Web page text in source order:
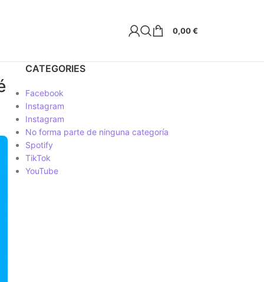
0,00€
CATEGORIES
Facebook
Instagram
Instagram
No forma parte de ninguna categoría
Spotify
TikTok
YouTube